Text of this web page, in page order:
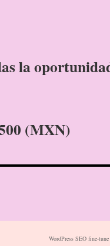
la
(MXN)
WordPress SEO fine-